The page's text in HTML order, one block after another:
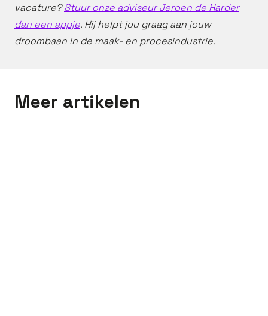
vacature?Stuur onze adviseur Jeroen de Harder
dan een appje. Hij helpt jou graag aan jouw
droombaan in de maak- en procesindustrie.
Meer artikelen